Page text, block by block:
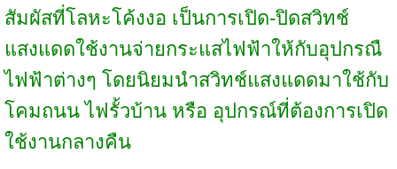
สัมผัสที่โลหะโค้งงอ เป็นการเปิด-ปิดสวิทช์
แสงแดดใช้งานจ่ายกระแสไฟฟ้าให้กับอุปกรณื
ไฟฟ้าต่างๆ โดยนิยมนำสวิทช์แสงแดดมาใช้กับ
โคมถนน ไฟรั้วบ้าน หรือ อุปกรณ์ที่ต้องการเปิด
ใช้งานกลางคืน